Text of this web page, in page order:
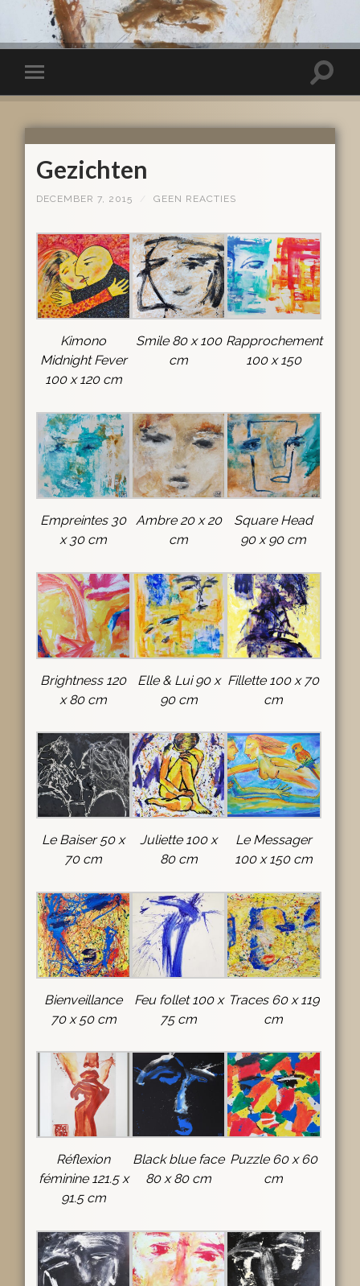
Gezichten
DECEMBER 7, 2015 GEEN REACTIES
Kimono
Midnight Fever
100 x 120 cm
Smile 80 x 100
cm
Rapprochement
100 x 150
Empreintes 30
x 30 cm
Ambre 20 x 20
cm
Square Head
90 x 90 cm
Brightness 120
x 80 cm
Elle & Lui 90 x
90 cm
Fillette 100 x 70
cm
Le Baiser 50 x
70 cm
Juliette 100 x
80 cm
Le Messager
100 x 150 cm
Bienveillance
70 x 50 cm
Feu follet 100 x
75 cm
Traces 60 x 119
cm
Réflexion
féminine 121.5 x
91.5 cm
Black blue face
80 x 80 cm
Puzzle 60 x 60
cm